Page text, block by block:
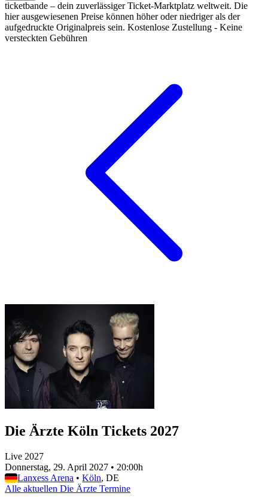
ticketbande – dein zuverlässiger Ticket-Marktplatz weltweit. Die
hier ausgewiesenen Preise können höher oder niedriger als der
aufgedruckte Originalpreis sein. Kostenlose Zustellung - Keine
versteckten Gebühren
Die Ärzte Köln Tickets 2027
Live 2027
Donnerstag, 29. April 2027 • 20:00h
Lanxess Arena • Köln, DE
Alle aktuellen Die Ärzte Termine